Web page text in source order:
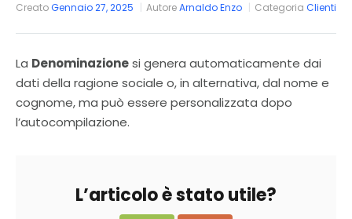
CreatoGennaio 27, 2025 AutoreArnaldo Enzo Categoria Clienti
La Denominazionesi genera automaticamente dai
dati della ragione sociale o, in alternativa, dal nome e
cognome, ma può essere personalizzata dopo
l’autocompilazione.
L’articolo è stato utile?